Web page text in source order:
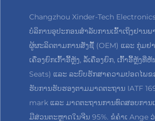
Changzhou Xinder-Tech
ບໍລິການອຸປະກອນສຳລັບການເຂົ້າເຖິງຢານ
ຜູ້ຜະລິດຕາມການສັ່ງຊື້ (OEM) ແລະ ກຸ່ມຢ
ເຄື່ອງຍົກເກົ້າອີ້ຫຼັງ, ລໍ້ເຄື່ອງຍົກ, ເກົ້າອີ້ຫຼັງທີ່
Seats) ແລະ ລະບົບຮັກສາຄວາມປອດໄພຂ
ຮັບການຮັບຮອງຕາມມາດຕະຖານ IATF
mark ແລະ ມາດຕະຖານການທົດສອບການ
ມີສ່ວນຕະຫຼາດໃນຈີນ 95%. ຂໍຄຳເ Ange ວ່